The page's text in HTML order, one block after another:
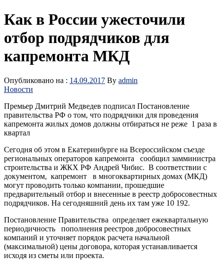
Как в России ужесточили
отбор подрядчиков для
капремонта МКД
Опубликовано на : 14.09.2017 By admin
Новости
Премьер Дмитрий Медведев подписал Постановление
правительства РФ о том, что подрядчики для проведения
капремонта жилых домов должны отбираться не реже 1 раза в
квартал
Сегодня об этом в Екатеринбурге на Всероссийском съезде
региональных операторов капремонта сообщил замминистра
строительства и ЖКХ РФ Андрей Чибис. В соответствии с
документом, капремонт в многоквартирных домах (МКД)
могут проводить только компании, прошедшие
предварительный отбор и внесенные в реестр добросовестных
подрядчиков. На сегодняшний день их там уже 10 192.
Постановление Правительства определяет ежеквартальную
периодичность пополнения реестров добросовестных
компаний и уточняет порядок расчета начальной
(максимальной) цены договора, которая устанавливается
исходя из сметы или проекта.